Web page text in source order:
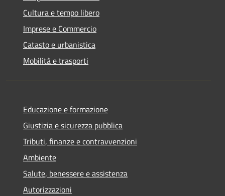
Cultura e tempo libero
Imprese e Commercio
Catasto e urbanistica
Mobilità e trasporti
Educazione e formazione
Giustizia e sicurezza pubblica
Tributi, finanze e contravvenzioni
Ambiente
Salute, benessere e assistenza
Autorizzazioni